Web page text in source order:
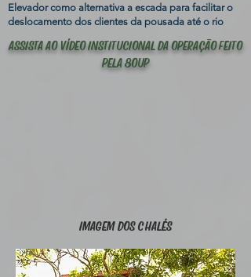
Elevador como alternativa a escada para facilitar o
deslocamento dos clientes da pousada até o rio
ASSISTA AO VÍDEO INSTITUCIONAL DA OPERAÇÃO FEITO
PELA 80UP
IMAGEM DOS CHALÉS